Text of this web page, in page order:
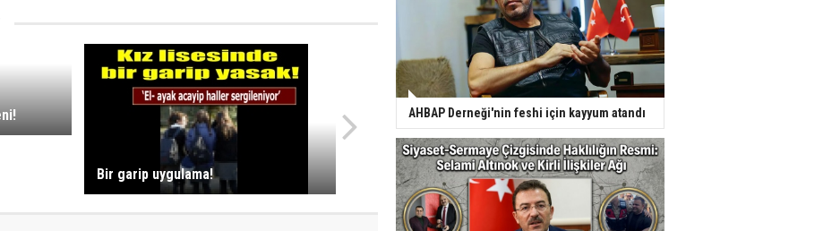
Bir garip uygulama!
AHBAP Derneği'nin feshi için kayyum atandı